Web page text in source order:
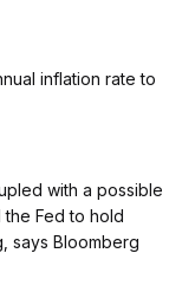
inflation rate to
with a possible
Fed to hold
says Bloomberg